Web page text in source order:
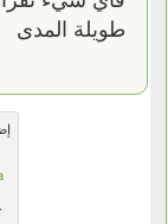
طويلة المدى